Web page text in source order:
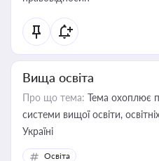
Вища освіта
Про що тема: Тема охоплює
системи вищої освіти,
Україні
Освіта